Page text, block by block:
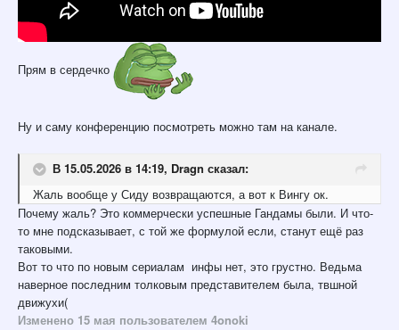
Прям в сердечко
Ну и саму конференцию посмотреть можно там на канале.
В 15.05.2026 в 14:19, Dragn сказал:
Жаль вообще у Сиду возвращаются, а вот к Вингу ок.
Почему жаль? Это коммерчески успешные Гандамы были. И что-
то мне подсказывает, с той же формулой если, станут ещё раз
таковыми.
Вот то что по новым сериалам инфы нет, это грустно. Ведьма
наверное последним толковым представителем была, твшной
движухи(
Изменено 15 мая пользователем 4onoki